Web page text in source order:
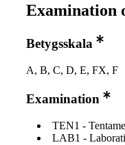
Examination
Betygsskala
A, B, C, D, E, FX, F
Examination
TEN1 -
LAB1 -